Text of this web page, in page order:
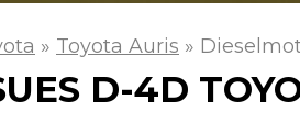
» Toyota Auris »
D-4D